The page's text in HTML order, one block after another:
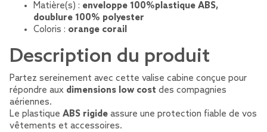
Matière(s) : enveloppe 100%plastique ABS,
doublure 100% polyester
Coloris : orange corail
Description du produit
Partez sereinement avec cette valise cabine conçue pour
répondre aux dimensions low cost des compagnies
aériennes.
Le plastique ABS rigide assure une protection fiable de vos
vêtements et accessoires.